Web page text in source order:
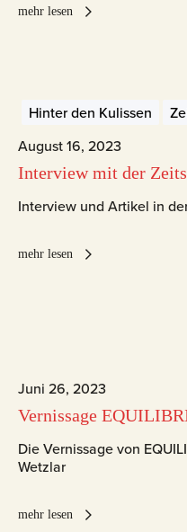
mehr lesen
Hinter den Kulissen
August 16, 2023
Interview mit der
Interview und Artikel in
mehr lesen
Juni 26, 2023
Vernissage
Die Vernissage von
Wetzlar
mehr lesen